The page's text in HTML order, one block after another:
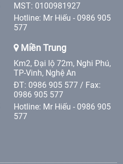
MST: 0100981927
Hotline: Mr Hiếu - 0986 905
577
Miền Trung
Km2, Đại lộ 72m, Nghi Phú,
TP-Vinh, Nghệ An
ĐT: 0986 905 577 / Fax:
0986 905 577
Hotline: Mr Hiếu - 0986 905
577